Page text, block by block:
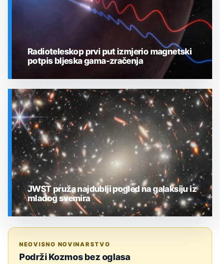
SVEMIR
Radioteleskop prvi put izmjerio magnetski
potpis bljeska gama-zračenja
JWST pruža najdublji pogled na galaksiju iz
mladog svemira
NEOVISNO NOVINARSTVO
Podrži Kozmos bez oglasa